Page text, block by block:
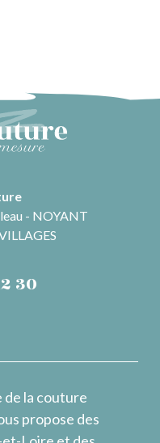
- NOYANT
30
de la couture
propose des